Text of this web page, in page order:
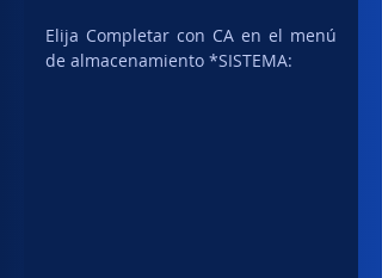
Elija Completar con CA en el menú
de almacenamiento *SISTEMA: